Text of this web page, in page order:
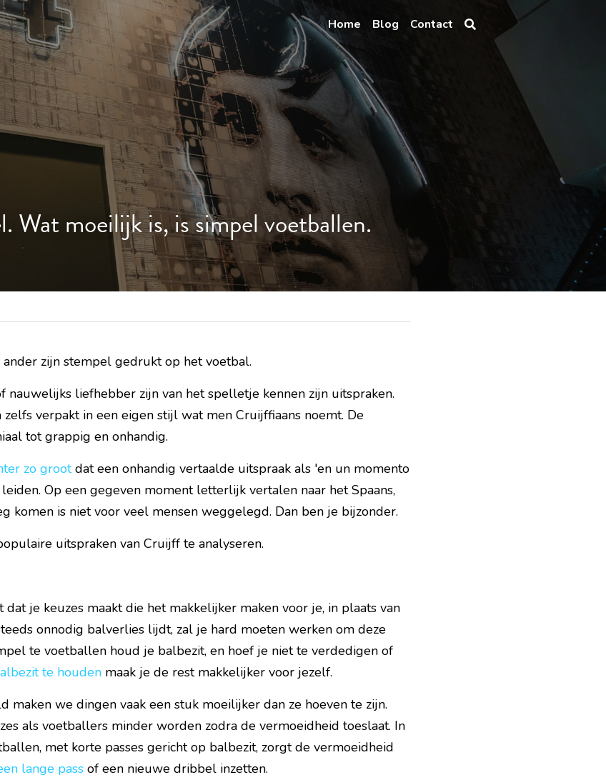
Home Blog Contact
Wat moeilijk is, is simpel voetballen.
zijn stempel gedrukt op het voetbal.
nauwelijks liefhebber zijn van het spelletje kennen zijn uitspraken.
verpakt in een eigen stijl wat men Cruijffiaans noemt. De
tot grappig en onhandig.
zo groot dat een onhandig vertaalde uitspraak als 'en un momento
Op een gegeven moment letterlijk vertalen naar het Spaans,
komen is niet voor veel mensen weggelegd. Dan ben je bijzonder.
uitspraken van Cruijff te analyseren.
je keuzes maakt die het makkelijker maken voor je, in plaats van
onnodig balverlies lijdt, zal je hard moeten werken om deze
te voetballen houd je balbezit, en hoef je niet te verdedigen of
te houden maak je de rest makkelijker voor jezelf.
maken we dingen vaak een stuk moeilijker dan ze hoeven te zijn.
als voetballers minder worden zodra de vermoeidheid toeslaat. In
met korte passes gericht op balbezit, zorgt de vermoeidheid
lange pass of een nieuwe dribbel inzetten.